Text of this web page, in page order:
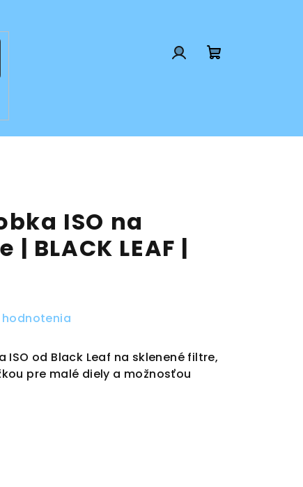
ISO na
BLACK LEAF |
od Black Leaf na sklenené filtre,
pre malé diely a možnosťou